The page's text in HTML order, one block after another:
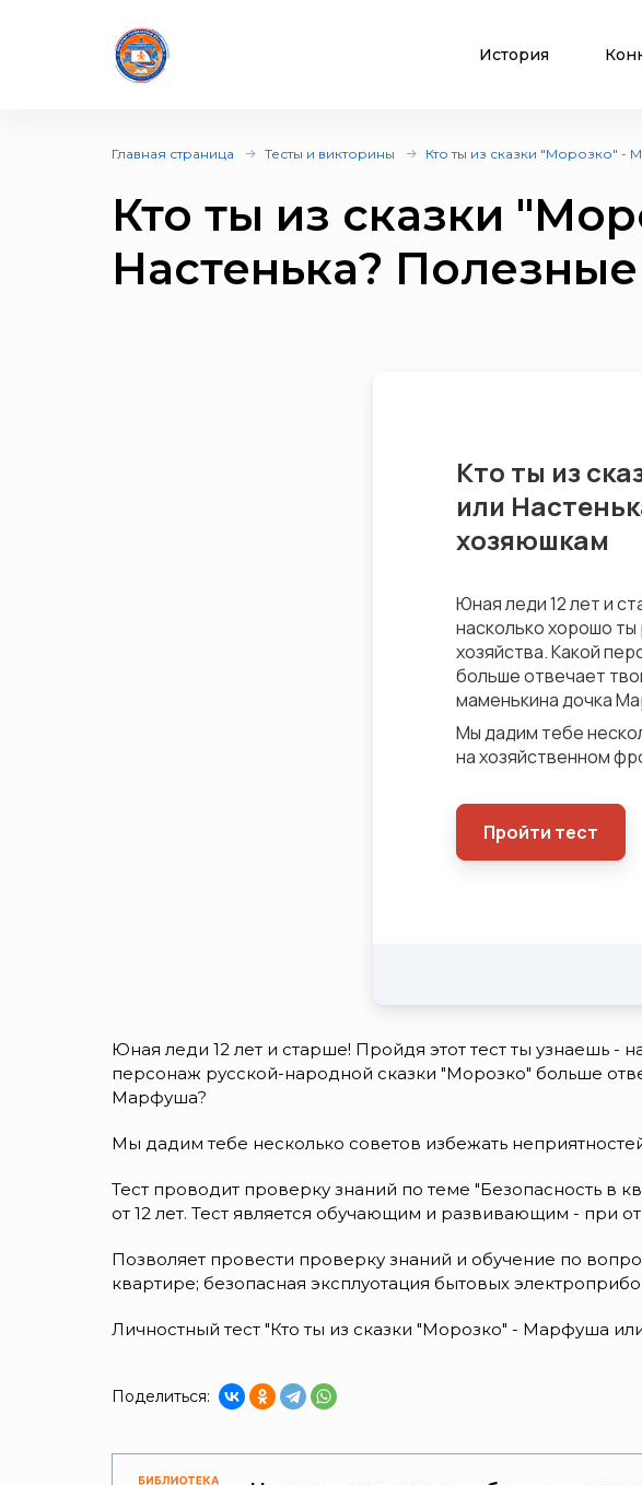
История
Главная страница Тесты и викторины Кто ты из сказки "Морозко" -
Кто ты из сказки
Настенька?
Юная леди 12 лет и старше! Пройдя этот тест ты узнаешь -
персонаж русской-народной сказки "Морозко" больше
Марфуша?
Мы дадим тебе несколько советов избежать
Тест проводит проверку знаний по теме "Безопасность в
от 12 лет. Тест является обучающим и развивающим - при
Позволяет провести проверку знаний и обучение по
квартире; безопасная эксплуотация бытовых
Личностный тест "Кто ты из сказки "Морозко" - Марфуша
Поделиться: